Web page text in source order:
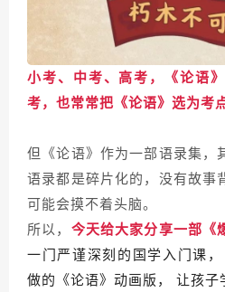
小考、中考、高考，《论语》
考，也常常把《论语》选为考点
但《论语》作为一部语录集，
语录都是碎片化的，没有故事
可能会摸不着头脑。
所以， 今天给大家分享一部
一门严谨深刻的国学入门课
做的《论语》动画版， 让孩子